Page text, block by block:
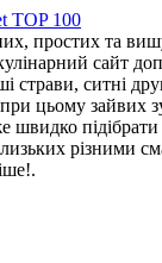
простих та
сайт
страви, ситні
цьому зайвих
швидко
різними